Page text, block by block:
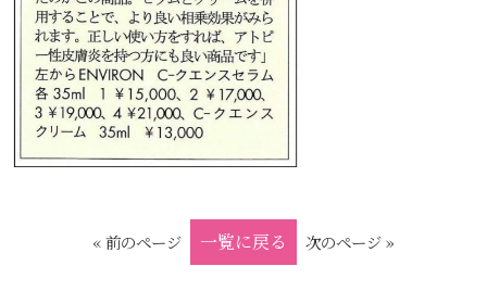
« 前のページ 一覧に戻る 次のページ »